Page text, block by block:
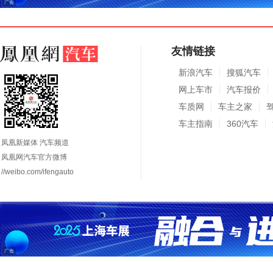
凤凰新媒体 汽车频道
凤凰网汽车官方微博
//weibo.com/ifengauto
友情链接
新浪汽车
搜狐汽车
网上车市
汽车报价
车质网
车主之家
车主指南
360汽车